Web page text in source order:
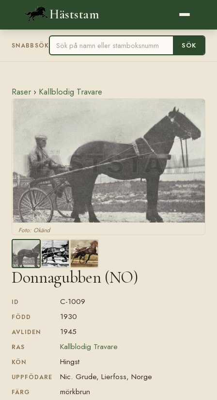
Häststam
SNABBSÖK SÖK
Raser › Kallblodig Travare
Foto: Okänd
Donnagubben (NO)
ID C-1009
FÖDD 1930
AVLIDEN 1945
RAS Kallblodig Travare
KÖN Hingst
UPPFÖDARE Nic. Grude, Lierfoss, Norge
FÄRG mörkbrun